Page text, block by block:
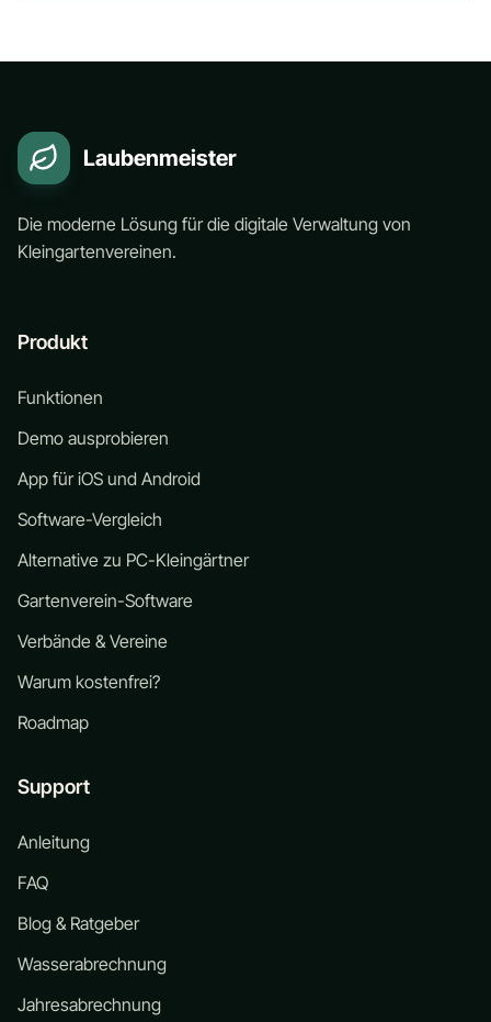
Laubenmeister
Die moderne Lösung für die digitale Verwaltung von
Kleingartenvereinen.
Produkt
Funktionen
Demo ausprobieren
App für iOS und Android
Software-Vergleich
Alternative zu PC-Kleingärtner
Gartenverein-Software
Verbände & Vereine
Warum kostenfrei?
Roadmap
Support
Anleitung
FAQ
Blog & Ratgeber
Wasserabrechnung
Jahresabrechnung